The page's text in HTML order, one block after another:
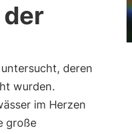
deren
wurden.
im Herzen
große